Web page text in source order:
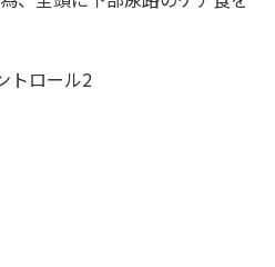
トロール2